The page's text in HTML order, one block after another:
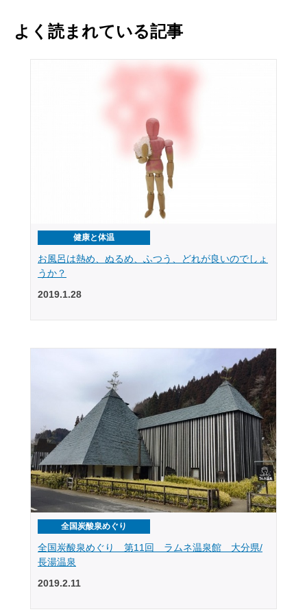
よく読まれている記事
健康と体温
お風呂は熱め、ぬるめ、ふつう、どれが良いのでしょ
うか？
2019.1.28
全国炭酸泉めぐり
全国炭酸泉めぐり 第11回 ラムネ温泉館 大分県/
長湯温泉
2019.2.11